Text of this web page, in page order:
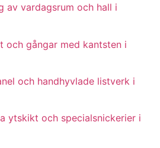
av vardagsrum och hall i
och gångar med kantsten i
och handhyvlade listverk i
ytskikt och specialsnickerier i